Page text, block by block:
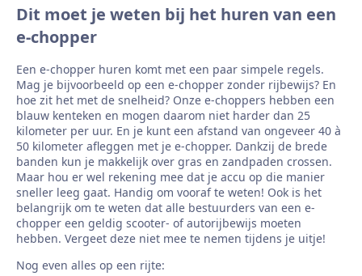
Dit moet je weten bij het huren van een
e-chopper
Een e-chopper huren komt met een paar simpele regels.
Mag je bijvoorbeeld op een e-chopper zonder rijbewijs? En
hoe zit het met de snelheid? Onze e-choppers hebben een
blauw kenteken en mogen daarom niet harder dan 25
kilometer per uur. En je kunt een afstand van ongeveer 40 à
50 kilometer afleggen met je e-chopper. Dankzij de brede
banden kun je makkelijk over gras en zandpaden crossen.
Maar hou er wel rekening mee dat je accu op die manier
sneller leeg gaat. Handig om vooraf te weten! Ook is het
belangrijk om te weten dat alle bestuurders van een e-
chopper een geldig scooter- of autorijbewijs moeten
hebben. Vergeet deze niet mee te nemen tijdens je uitje!
Nog even alles op een rijte: